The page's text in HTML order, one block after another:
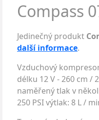
Compass
Jedinečný produkt
další informace.
Vzduchový
délku 12 V - 260 cm /
naměřený tlak v
250 PSI výtlak: 8 L /